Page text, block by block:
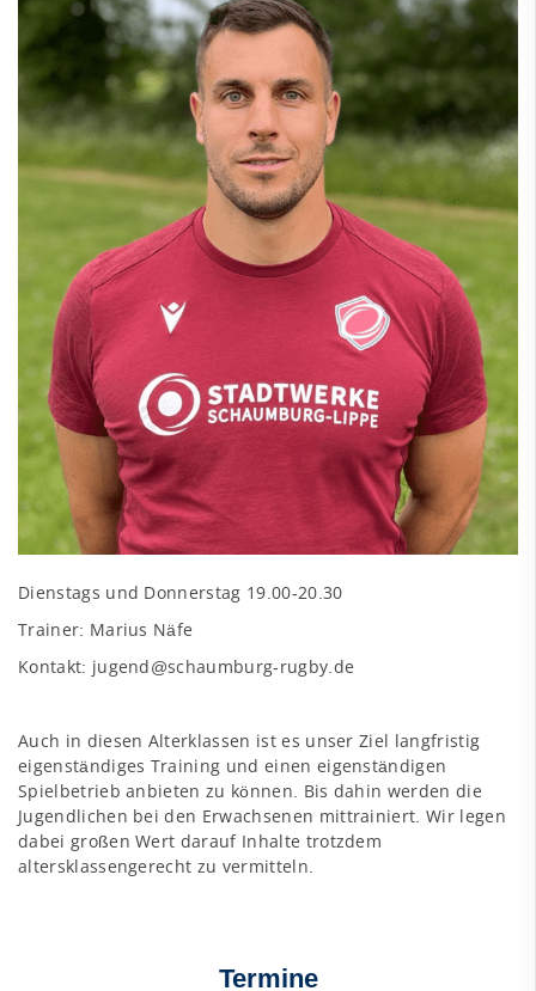
Dienstags und Donnerstag 19.00-20.30
Trainer: Marius Näfe
Kontakt: jugend@schaumburg-rugby.de
Auch in diesen Alterklassen ist es unser Ziel langfristig
eigenständiges Training und einen eigenständigen
Spielbetrieb anbieten zu können. Bis dahin werden die
Jugendlichen bei den Erwachsenen mittrainiert. Wir legen
dabei großen Wert darauf Inhalte trotzdem
altersklassengerecht zu vermitteln.
Termine